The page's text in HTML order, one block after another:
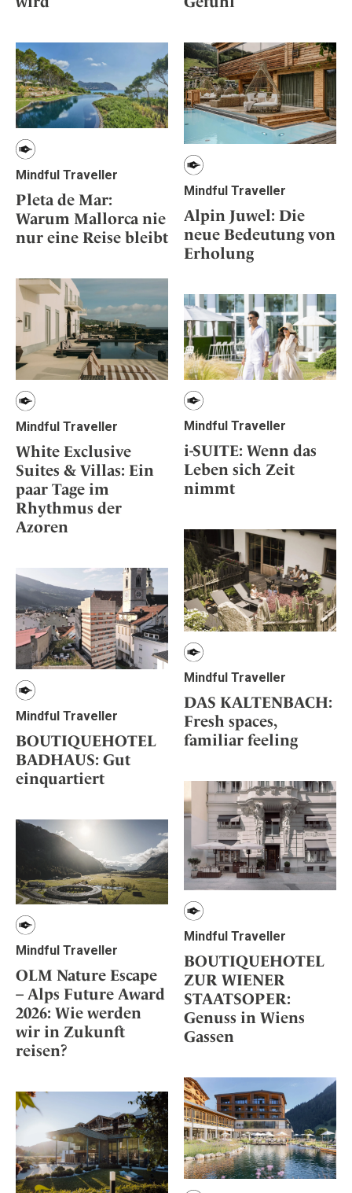
Niederlande
Österreich
Portugal
Schweden
Spanien
Schweiz
USA
Our Story
Impressum
Adventkalender
Mindful Traveller
Alpin Juwel: Die
neue Bedeutung von
Erholung
Mindful Traveller
Pleta de Mar:
Warum Mallorca nie
nur eine Reise bleibt
Mindful Traveller
White Exclusive
Suites & Villas: Ein
paar Tage im
Rhythmus der
Azoren
Mindful Traveller
i-SUITE: Wenn das
Leben sich Zeit
nimmt
Mindful Traveller
DAS KALTENBACH:
Fresh spaces,
familiar feeling
Mindful Traveller
BOUTIQUEHOTEL
BADHAUS: Gut
einquartiert
Mindful Traveller
BOUTIQUEHOTEL
ZUR WIENER
STAATSOPER:
Genuss in Wiens
Gassen
Mindful Traveller
OLM Nature Escape
– Alps Future Award
2026: Wie werden
wir in Zukunft
reisen?